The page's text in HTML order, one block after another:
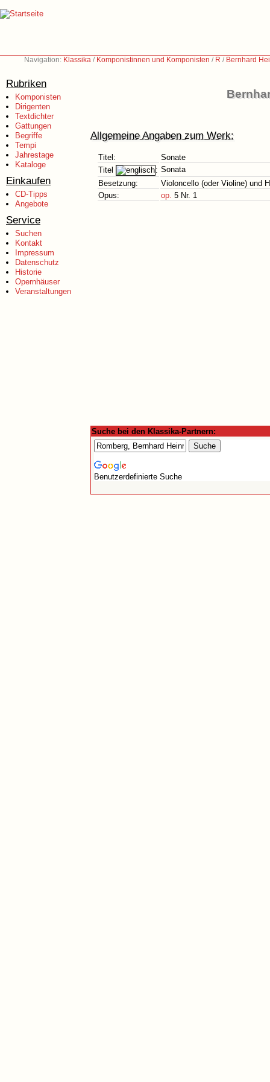
Navigation: Klassika / Komponistinnen und Komponisten / R / Bernhard
Rubriken
Komponisten
Dirigenten
Textdichter
Gattungen
Begriffe
Tempi
Jahrestage
Kataloge
Einkaufen
CD-Tipps
Angebote
Service
Suchen
Kontakt
Impressum
Datenschutz
Historie
Opernhäuser
Veranstaltungen
Allgemeine Angaben zum Werk:
Titel:
Sonate
Titel
: Sonata
Besetzung:
Violoncello (oder Violine) und
Opus:
op. 5 Nr. 1
Suche bei den Klassika-Partnern:
Benutzerdefinierte Suche